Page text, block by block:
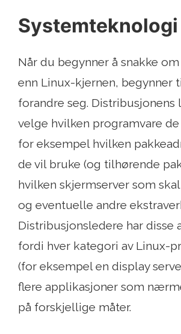
Systemteknologi
Når du begynner å snakke
enn Linux-kjernen, begynner
forandre seg. Distribusjonens
velge hvilken programvare
for eksempel hvilken
de vil bruke (og tilhørende
hvilken skjermserver som
og eventuelle andre
Distribusjonsledere har disse
fordi hver kategori av Linux-
(for eksempel en display
flere applikasjoner som
på forskjellige måter.